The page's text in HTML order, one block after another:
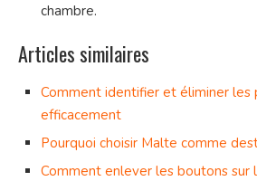
chambre.
Articles similaires
Comment identifier et éliminer les
efficacement
Pourquoi choisir Malte comme
Comment enlever les boutons sur